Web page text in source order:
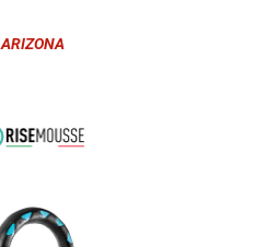
ARIZONA